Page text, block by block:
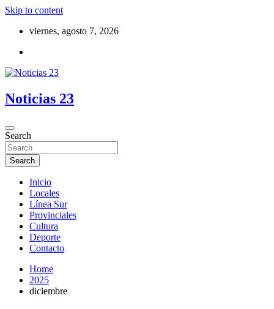
Skip to content
viernes, agosto 7, 2026
Noticias 23
Search
Search
Inicio
Locales
Línea Sur
Provinciales
Cultura
Deporte
Contacto
Home
2025
diciembre